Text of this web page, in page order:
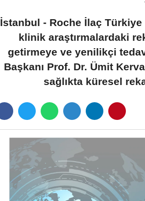
İstanbul - Roche İlaç
klinik araştırmalardaki
getirmeye ve yenilikçi
Başkanı Prof. Dr. Ümit
sağlıkta küresel